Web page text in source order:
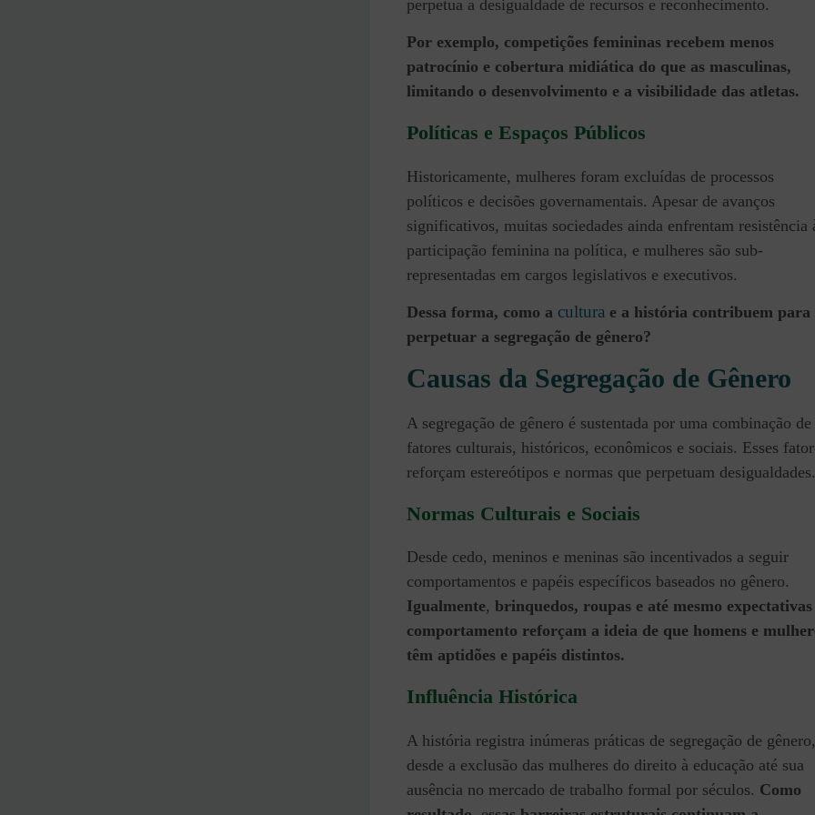
perpetua a desigualdade de recursos e reconhecimento.
Por exemplo, competições femininas recebem menos
patrocínio e cobertura midiática do que as masculinas,
limitando o desenvolvimento e a visibilidade das atletas.
Políticas e Espaços Públicos
Historicamente, mulheres foram excluídas de processos
políticos e decisões governamentais. Apesar de avanços
significativos, muitas sociedades ainda enfrentam resistência
participação feminina na política, e mulheres são sub-
representadas em cargos legislativos e executivos.
Dessa forma, como a cultura e a história contribuem para
perpetuar a segregação de gênero?
Causas da Segregação de Gênero
A segregação de gênero é sustentada por uma combinação de
fatores culturais, históricos, econômicos e sociais. Esses
reforçam estereótipos e normas que perpetuam desigualdades.
Normas Culturais e Sociais
Desde cedo, meninos e meninas são incentivados a seguir
comportamentos e papéis específicos baseados no gênero.
Igualmente, brinquedos, roupas e até mesmo expectativas
comportamento reforçam a ideia de que homens e
têm aptidões e papéis distintos.
Influência Histórica
A história registra inúmeras práticas de segregação de gênero,
desde a exclusão das mulheres do direito à educação até sua
ausência no mercado de trabalho formal por séculos. Como